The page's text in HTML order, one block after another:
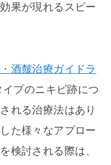
果が現れるスピー
酒皶治療ガイドラ
プのニキビ跡につ
れる治療法はあり
た様々なアプロー
検討される際は、